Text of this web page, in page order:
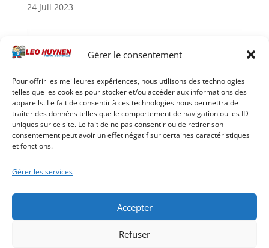
Gérer le consentement
Pour offrir les meilleures expériences, nous utilisons des technologies
telles que les cookies pour stocker et/ou accéder aux informations des
appareils. Le fait de consentir à ces technologies nous permettra de
traiter des données telles que le comportement de navigation ou les ID
uniques sur ce site. Le fait de ne pas consentir ou de retirer son
consentement peut avoir un effet négatif sur certaines caractéristiques
et fonctions.
Gérer les services
Accepter
Refuser
24 Juil 2023